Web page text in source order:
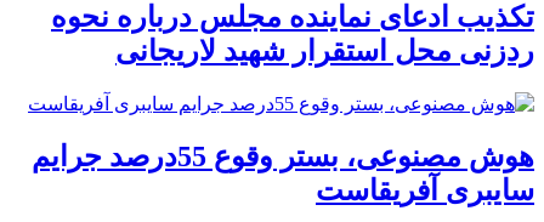
تکذیب ادعای نماینده مجلس درباره نحوه
ردزنی محل استقرار شهید لاریجانی
هوش مصنوعی، بستر وقوع 55درصد جرایم
سایبری آفریقاست